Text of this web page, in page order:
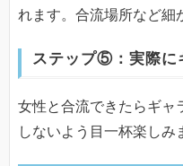
れます。合流場所など細
ステップ⑤：実際に
女性と合流できたらギャ
しないよう目一杯楽しみ